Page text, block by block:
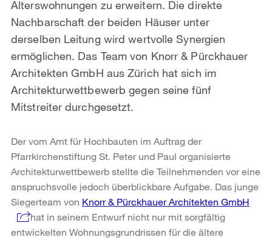
Alterswohnungen zu erweitern. Die direkte
Nachbarschaft der beiden Häuser unter
derselben Leitung wird wertvolle Synergien
ermöglichen. Das Team von Knorr & Pürckhauer
Architekten GmbH aus Zürich hat sich im
Architekturwettbewerb gegen seine fünf
Mitstreiter durchgesetzt.
Der vom Amt für Hochbauten im Auftrag der
Pfarrkirchenstiftung St. Peter und Paul organisierte
Architekturwettbewerb stellte die Teilnehmenden vor eine
anspruchsvolle jedoch überblickbare Aufgabe. Das junge
Siegerteam von Knorr & Pürckhauer Architekten GmbH
hat in seinem Entwurf nicht nur mit sorgfältig
entwickelten Wohnungsgrundrissen für die ältere